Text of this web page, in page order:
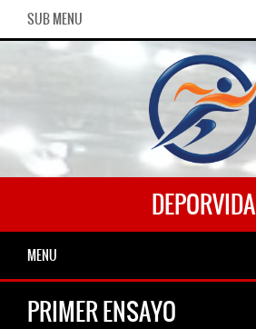
SUB MENU
DEPORVIDA
MENU
PRIMER ENSAYO